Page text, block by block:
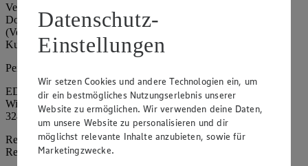
Vertretungsberechtigte: Mark Rosenkranz (Sprecher), Eileen
Dominique Klingsiek (Vorstandsmitglied), Ulf-U. Plath
(Vorstandsmitglied), Stephan Wohler (Vorstandsmitglied), Marc
Kuhlmann (Aufsichtsratsvorsitzender)
Persönlich haftende Gesellschafterin:
EDEKA Minden-Hannover Holding GmbH
Wittelsbacherallee 61
32427 Minden
Registergericht: Amtsgericht Bad Oeynhausen
Registernummer: HRB 4086
Datenschutz-
Einstellungen
Wir setzen Cookies und andere Technologien ein, um
dir ein bestmögliches Nutzungserlebnis unserer
Website zu ermöglichen. Wir verwenden deine Daten,
um unsere Website zu personalisieren und dir
möglichst relevante Inhalte anzubieten, sowie für
Marketingzwecke.